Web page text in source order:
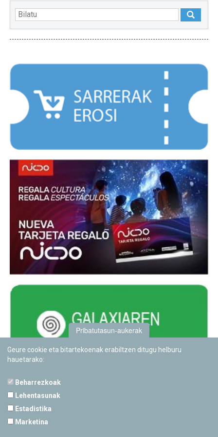
Pribatutasun-aukerak
Geure cookie eta bitartekoenak erabiltzen ditugu helburu
hauetarako:
Beharrezkoak
Lehentasunak
Estadistika
Marketina